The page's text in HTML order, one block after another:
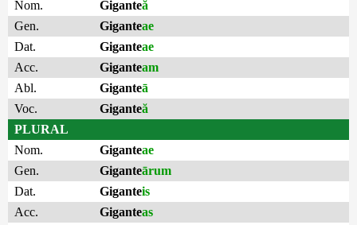
Nom.
Giganteă
Gen.
Giganteae
Dat.
Giganteae
Acc.
Giganteam
Abl.
Giganteā
Voc.
Giganteă
PLURAL
Nom.
Giganteae
Gen.
Giganteārum
Dat.
Giganteis
Acc.
Giganteas